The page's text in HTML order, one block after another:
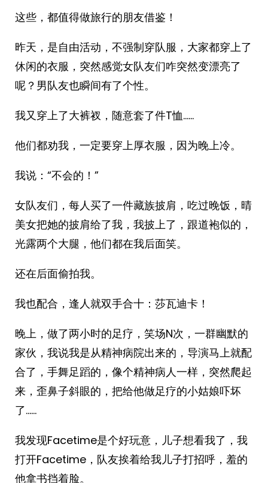
这些，都值得做旅行的朋友借鉴！
昨天，是自由活动，不强制穿队服，大家都穿上了
休闲的衣服，突然感觉女队友们咋突然变漂亮了
呢？男队友也瞬间有了个性。
我又穿上了大裤衩，随意套了件T恤……
他们都劝我，一定要穿上厚衣服，因为晚上冷。
我说：“不会的！”
女队友们，每人买了一件藏族披肩，吃过晚饭，晴
美女把她的披肩给了我，我披上了，跟道袍似的，
光露两个大腿，他们都在我后面笑。
还在后面偷拍我。
我也配合，逢人就双手合十：莎瓦迪卡！
晚上，做了两小时的足疗，笑场N次，一群幽默的
家伙，我说我是从精神病院出来的，导演马上就配
合了，手舞足蹈的，像个精神病人一样，突然爬起
来，歪鼻子斜眼的，把给他做足疗的小姑娘吓坏
了……
我发现Facetime是个好玩意，儿子想看我了，我
打开Facetime，队友挨着给我儿子打招呼，羞的
他拿书挡着脸。